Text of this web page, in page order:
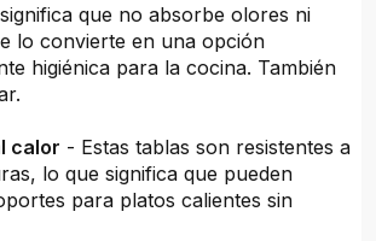
que no absorbe olores ni
lo convierte en una opción
higiénica para la cocina. También
calor - Estas tablas son resistentes a
lo que significa que pueden
para platos calientes sin